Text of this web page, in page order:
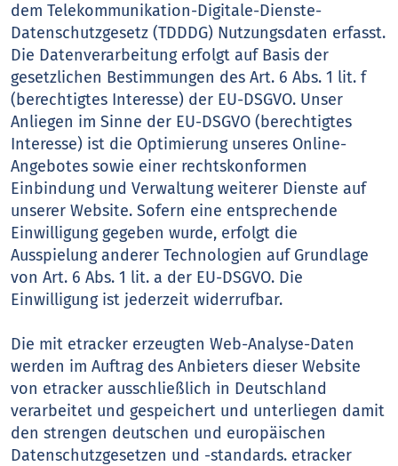
dem Telekommunikation-Digitale-Dienste-
Datenschutzgesetz (TDDDG) Nutzungsdaten erfasst.
Die Datenverarbeitung erfolgt auf Basis der
gesetzlichen Bestimmungen des Art. 6 Abs. 1 lit. f
(berechtigtes Interesse) der EU-DSGVO. Unser
Anliegen im Sinne der EU-DSGVO (berechtigtes
Interesse) ist die Optimierung unseres Online-
Angebotes sowie einer rechtskonformen
Einbindung und Verwaltung weiterer Dienste auf
unserer Website. Sofern eine entsprechende
Einwilligung gegeben wurde, erfolgt die
Ausspielung anderer Technologien auf Grundlage
von Art. 6 Abs. 1 lit. a der EU-DSGVO. Die
Einwilligung ist jederzeit widerrufbar.
Die mit etracker erzeugten Web-Analyse-Daten
werden im Auftrag des Anbieters dieser Website
von etracker ausschließlich in Deutschland
verarbeitet und gespeichert und unterliegen damit
den strengen deutschen und europäischen
Datenschutzgesetzen und -standards. etracker